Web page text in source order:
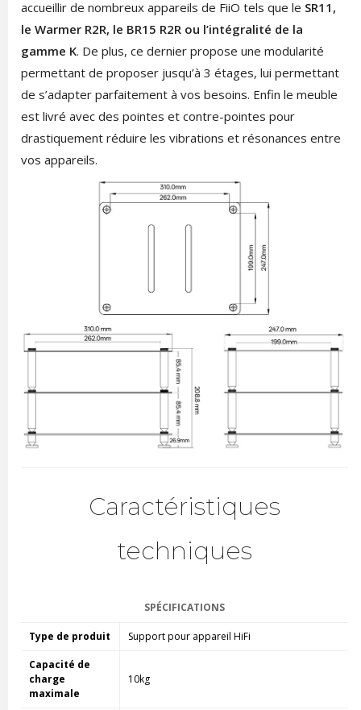
accueillir de nombreux appareils de FiiO tels que le SR11,
le Warmer R2R, le BR15 R2R ou l’intégralité de la
gamme K. De plus, ce dernier propose une modularité
permettant de proposer jusqu’à 3 étages, lui permettant
de s’adapter parfaitement à vos besoins. Enfin le meuble
est livré avec des pointes et contre-pointes pour
drastiquement réduire les vibrations et résonances entre
vos appareils.
Caractéristiques
techniques
SPÉCIFICATIONS
Type de produit Support pour appareil HiFi
Capacité de
charge
maximale
10kg